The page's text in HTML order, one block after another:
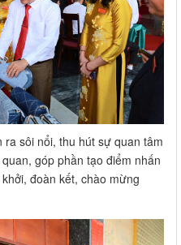
sôi nổi, thu hút sự quan tâm
góp phần tạo điểm nhấn
đoàn kết, chào mừng